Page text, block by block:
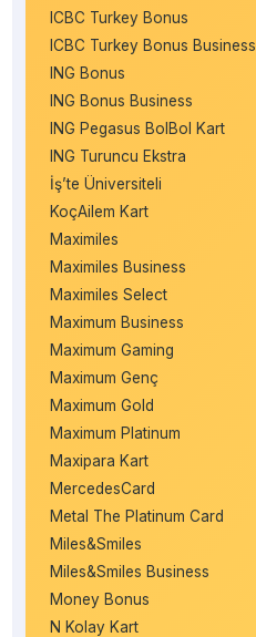
ICBC Turkey Bonus
ICBC Turkey Bonus Business
ING Bonus
ING Bonus Business
ING Pegasus BolBol Kart
ING Turuncu Ekstra
İş’te Üniversiteli
KoçAilem Kart
Maximiles
Maximiles Business
Maximiles Select
Maximum Business
Maximum Gaming
Maximum Genç
Maximum Gold
Maximum Platinum
Maxipara Kart
MercedesCard
Metal The Platinum Card
Miles&Smiles
Miles&Smiles Business
Money Bonus
N Kolay Kart